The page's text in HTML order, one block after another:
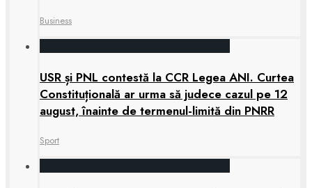
Business
USR și PNL contestă la CCR Legea ANI. Curtea
Constituțională ar urma să judece cazul pe 12
august, înainte de termenul-limită din PNRR
Sport